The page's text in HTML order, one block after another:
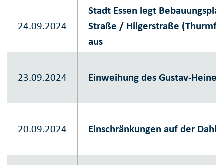
24.09.2024
Stadt Essen legt
Straße / Hilgerstraße
aus
23.09.2024 Einweihung des Gustav-
20.09.2024 Einschränkungen auf der